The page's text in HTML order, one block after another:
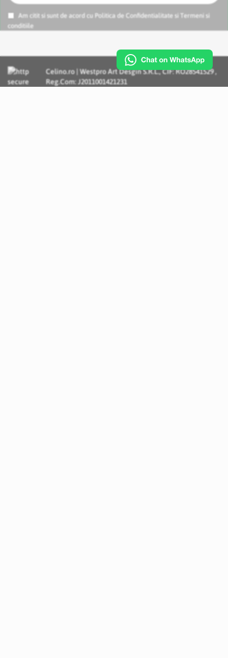
Am citit si sunt de acord cu Politica de Confidentialitate si
Termeni si
conditiile
Celino.ro | Westpro Art Desgin S.R.L., CIF: RO28541529 ,
Reg.Com: J2011001421231